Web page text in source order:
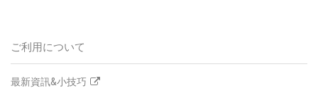
ご利用について
最新資訊&小技巧